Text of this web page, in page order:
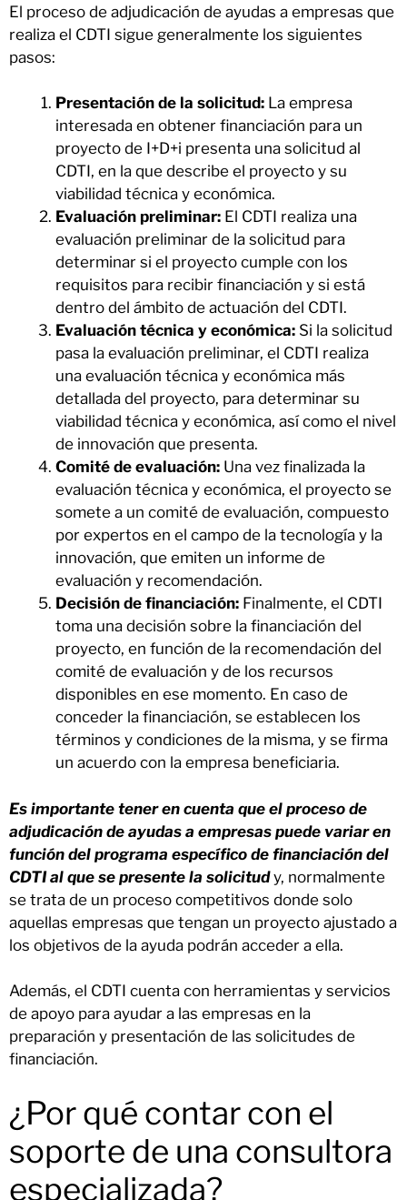
El proceso de adjudicación de ayudas a empresas que
realiza el CDTI sigue generalmente los siguientes
pasos:
Presentación de la solicitud: La empresa
interesada en obtener financiación para un
proyecto de I+D+i presenta una solicitud al
CDTI, en la que describe el proyecto y su
viabilidad técnica y económica.
Evaluación preliminar: El CDTI realiza una
evaluación preliminar de la solicitud para
determinar si el proyecto cumple con los
requisitos para recibir financiación y si está
dentro del ámbito de actuación del CDTI.
Evaluación técnica y económica: Si la solicitud
pasa la evaluación preliminar, el CDTI realiza
una evaluación técnica y económica más
detallada del proyecto, para determinar su
viabilidad técnica y económica, así como el nivel
de innovación que presenta.
Comité de evaluación: Una vez finalizada la
evaluación técnica y económica, el proyecto se
somete a un comité de evaluación, compuesto
por expertos en el campo de la tecnología y la
innovación, que emiten un informe de
evaluación y recomendación.
Decisión de financiación: Finalmente, el CDTI
toma una decisión sobre la financiación del
proyecto, en función de la recomendación del
comité de evaluación y de los recursos
disponibles en ese momento. En caso de
conceder la financiación, se establecen los
términos y condiciones de la misma, y se firma
un acuerdo con la empresa beneficiaria.
Es importante tener en cuenta que el proceso de
adjudicación de ayudas a empresas puede variar en
función del programa específico de financiación del
CDTI al que se presente la solicitudy, normalmente
se trata de un proceso competitivos donde solo
aquellas empresas que tengan un proyecto ajustado a
los objetivos de la ayuda podrán acceder a ella.
Además, el CDTI cuenta con herramientas y servicios
de apoyo para ayudar a las empresas en la
preparación y presentación de las solicitudes de
financiación.
¿Por qué contar con el
soporte de una consultora
especializada?